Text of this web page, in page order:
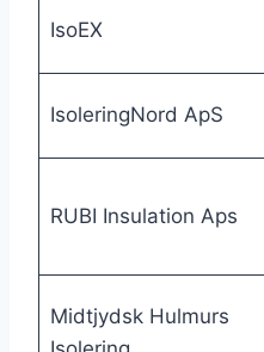
IsoEX
IsoleringNord ApS
RUBI Insulation Aps
Midtjydsk Hulmurs